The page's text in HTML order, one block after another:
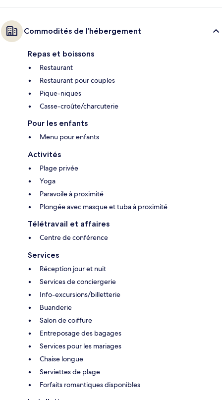
Commodités de l’hébergement
Repas et boissons
Restaurant
Restaurant pour couples
Pique-niques
Casse-croûte/charcuterie
Pour les enfants
Menu pour enfants
Activités
Plage privée
Yoga
Paravoile à proximité
Plongée avec masque et tuba à proximité
Télétravail et affaires
Centre de conférence
Services
Réception jour et nuit
Services de conciergerie
Info-excursions/billetterie
Buanderie
Salon de coiffure
Entreposage des bagages
Services pour les mariages
Chaise longue
Serviettes de plage
Forfaits romantiques disponibles